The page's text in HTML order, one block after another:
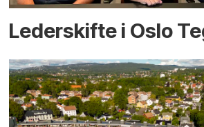
Lederskifte i Oslo